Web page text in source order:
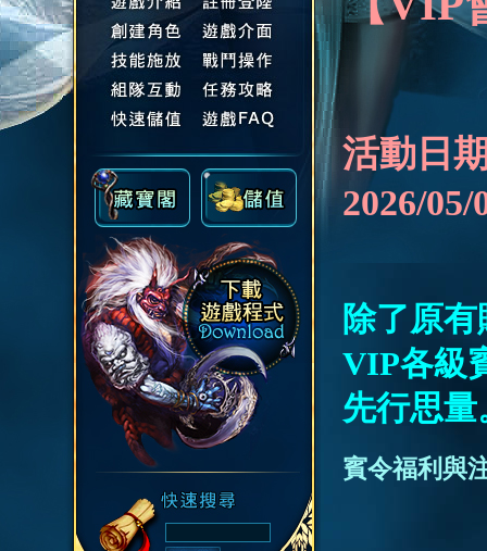
活動日
2026/05/
除了原
VIP各級
先行思量
賓令福利與